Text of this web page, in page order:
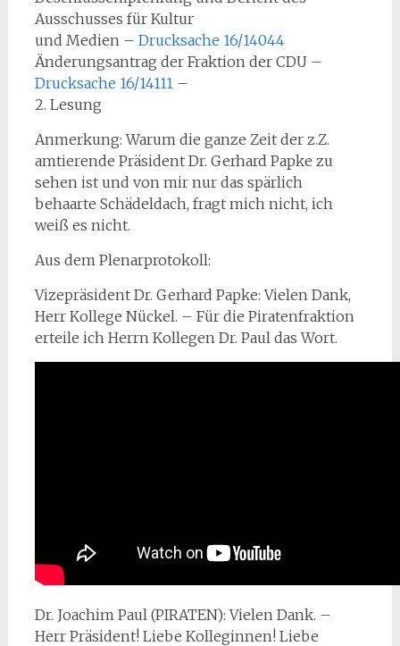
Ausschusses für Kultur
und Medien – Drucksache 16/14044
Änderungsantrag der Fraktion der CDU –
Drucksache 16/14111–
2. Lesung
Anmerkung: Warum die ganze Zeit der z.Z.
amtierende Präsident Dr. Gerhard Papke zu
sehen ist und von mir nur das spärlich
behaarte Schädeldach, fragt mich nicht, ich
weiß es nicht.
Aus dem Plenarprotokoll:
Vizepräsident Dr. Gerhard Papke: Vielen Dank,
Herr Kollege Nückel. – Für die Piratenfraktion
erteile ich Herrn Kollegen Dr. Paul das Wort.
Dr. Joachim Paul (PIRATEN): Vielen Dank. –
Herr Präsident! Liebe Kolleginnen! Liebe